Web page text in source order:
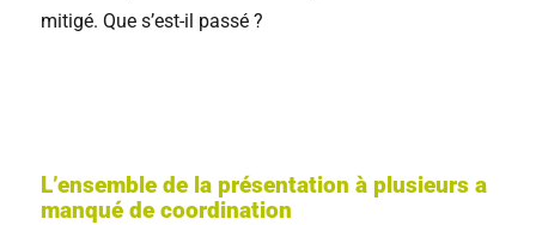
mitigé. Que s’est-il passé ?
L’ensemble de la présentation à plusieurs a
manqué de coordination